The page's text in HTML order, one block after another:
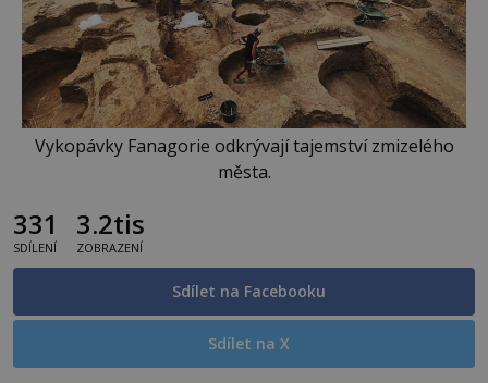
Vykopávky Fanagorie odkrývají tajemství zmizelého
města.
331
SDÍLENÍ
3.2tis
ZOBRAZENÍ
Sdílet na Facebooku
Sdílet na X